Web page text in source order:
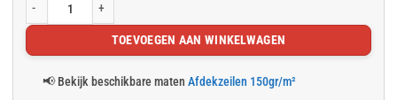
Oranje afdekzeil 2x3m 150gr/m² aantal
TOEVOEGEN AAN WINKELWAGEN
📢 Bekijk beschikbare maten Afdekzeilen 150gr/m²